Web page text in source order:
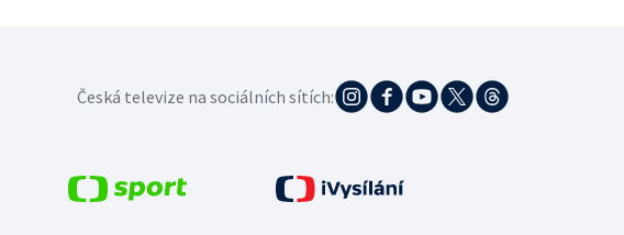
Česká televize na sociálních sítích: